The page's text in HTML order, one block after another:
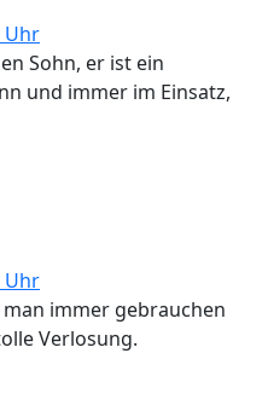
Uhr
Sohn, er ist ein
und immer im Einsatz,
Uhr
immer gebrauchen
Verlosung.